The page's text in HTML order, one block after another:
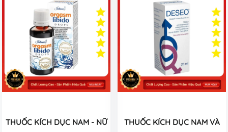
THUỐC KÍCH DỤC NAM - NỮ THUỐC KÍCH DỤC NAM VÀ